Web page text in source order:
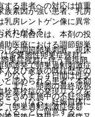
素因が強い患者、乳房
乳房レントゲン像に異常
それがある。
る調節卵巣刺激、視床
巣症候群に伴う無排卵
人及び家族の既往歴等の
と認められる患者：本剤
栓塞栓症の発現リスクを
こと（なお、妊娠自体に
なることに留意するこ
する患者への対応は慎重
れた場合には、本剤の投
助医療における調節卵巣
多嚢胞性卵巣症候群に
卵誘発で卵巣過剰刺激症
少なくとも４日間は性交
。また、卵胞の最終成熟
を含め実施中の不妊治療
（卵巣過剰刺激症候群